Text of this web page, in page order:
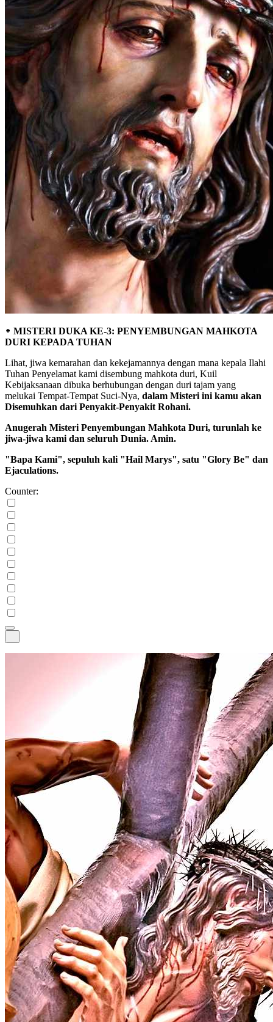
᛭ MISTERI DUKA KE-3: PENYEMBUNGAN MAHKOTA
DURI KEPADA TUHAN
Lihat, jiwa kemarahan dan kekejamannya dengan mana kepala Ilahi
Tuhan Penyelamat kami disembung mahkota duri, Kuil
Kebijaksanaan dibuka berhubungan dengan duri tajam yang
melukai Tempat-Tempat Suci-Nya, dalam Misteri ini kamu akan
Disemuhkan dari Penyakit-Penyakit Rohani.
Anugerah Misteri Penyembungan Mahkota Duri, turunlah ke
jiwa-jiwa kami dan seluruh Dunia. Amin.
"Bapa Kami", sepuluh kali "Hail Marys", satu "Glory Be" dan
Ejaculations.
Counter: